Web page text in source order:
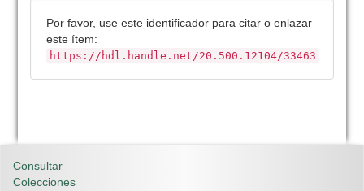
Por favor, use este identificador para citar o enlazar
este ítem:
https://hdl.handle.net/20.500.12104/33463
Consultar
Colecciones